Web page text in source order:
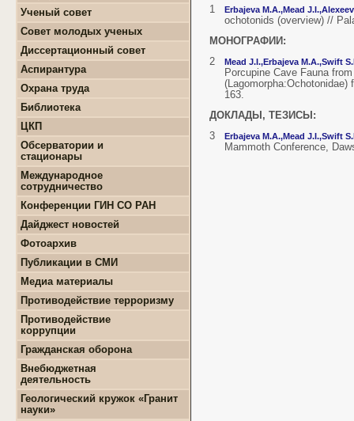
+
Программы Отделения
наук о Земле РАН
+ Проекты Комплексной
программы Сибирского
отделения РАН
Ученый совет
Совет молодых ученых
+
+
Список молодых ученых
+
Положение о СМУ ГИН
СО РАН
+ ФЦП "ЖИЛИЩЕ"
+ Популяризация науки
Диссертационный совет
Аспирантура
+
деятельность
+ Информация для
поступающих
+ Поступление в ВУЗ
онлайн
+ Аттестация аспирантов
+ Личные кабинеты
аспирантов
+
Нормативные документы
+
Полезные ссылки
Охрана труда
Библиотека
ЦКП
+
+ Оборудование
+
образцов
+ Документы
Обсерватории и
стационары
+
+ Обсерватории
+
Стационары
+
Контакты
Международное
сотрудничество
Конференции ГИН СО РАН
Дайджест новостей
+
Геология
+ Месторождения
+ Землятрясения
+
Вулканы
+
+ Экономика
+ Палеонтология
+ Интересно
Фотоархив
Публикации в СМИ
Медиа материалы
Противодействие терроризму
Противодействие
коррупции
+
Нормативно-правовые и
иные акты в сфере
противодействия
коррупции
+
Методические
материалы
+ Формы документов,
Гражданская оборона
Внебюджетная
деятельность
+
Геологоразведочные
работы
Геотехнические
Геологический кружок «Гранит
науки»
1
Erbajeva М.А.,Mead J.I.,
ochotonids (overview) //
МОНОГРАФИИ:
2
Mead J.I.,Erbajeva М.А.,Swift
Porcupine Cave Fauna
163.
ДОКЛАДЫ, ТЕЗИСЫ:
3
Erbajeva М.А.,Mead J.I.,Swift
Mammoth Conference,